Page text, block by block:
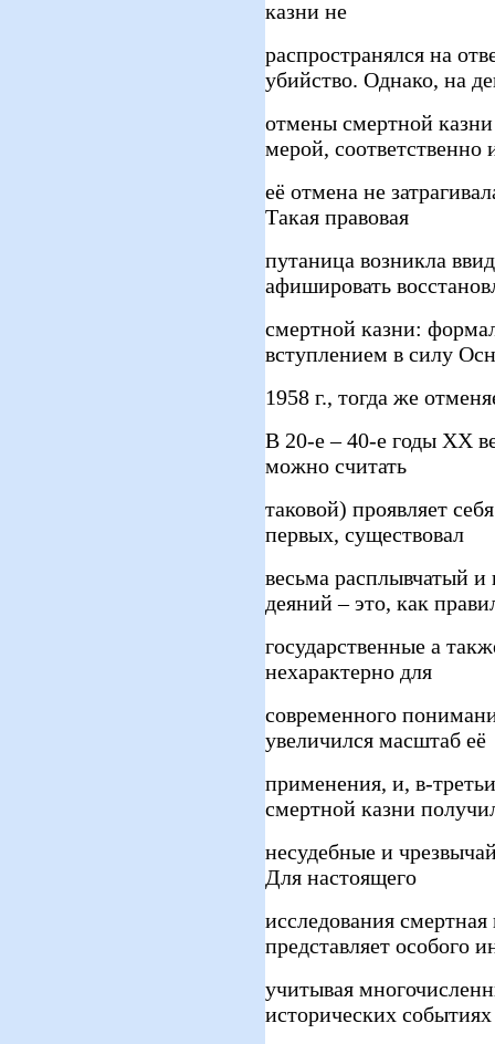
казни не
распространялся на
убийство. Однако, на
отмены смертной
мерой, соответственно
её отмена не
Такая правовая
путаница возникла
афишировать
смертной казни:
вступлением в силу
1958 г., тогда же
В 20-е – 40-е годы ХХ
можно считать
таковой) проявляет
первых, существовал
весьма расплывчатый
деяний – это, как
государственные а
нехарактерно для
современного
увеличился масштаб её
применения, и, в-
смертной казни
несудебные и
Для настоящего
исследования
представляет особого
учитывая
исторических событиях